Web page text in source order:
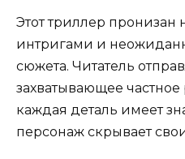
Этот триллер
интригами и
сюжета. Читатель
захватывающее
каждая деталь имеет
персонаж скрывает